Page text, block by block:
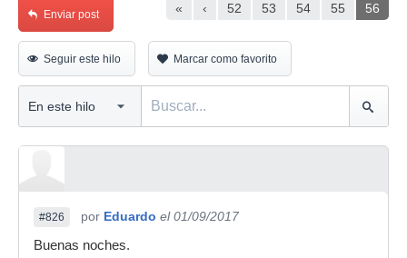
« ‹ 52 53 54 55 56
Enviar post
Seguir este hilo Marcar como favorito
#826 por Eduardo el 01/09/2017
Buenas noches.